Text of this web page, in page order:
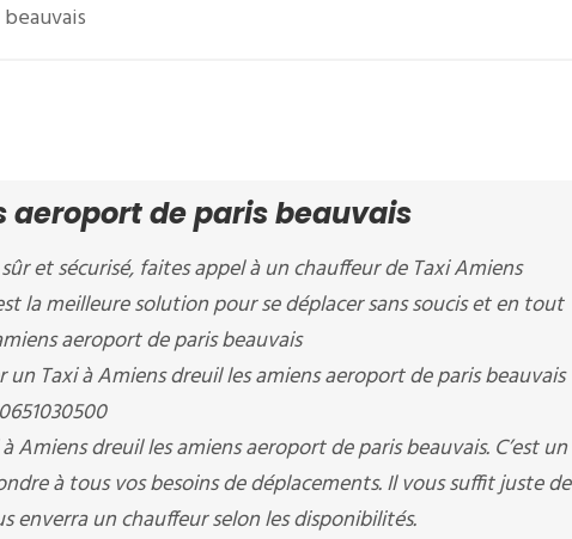
aeroport de paris beauvais
et sécurisé, faites appel à un chauffeur de Taxi Amiens
la meilleure solution pour se déplacer sans soucis et en tout
aeroport de paris beauvais
un Taxi à Amiens dreuil les amiens aeroport de paris beauvais
dreuil les amiens aeroport de paris beauvais. C’est un
à tous vos besoins de déplacements. Il vous suffit juste de
enverra un chauffeur selon les disponibilités.